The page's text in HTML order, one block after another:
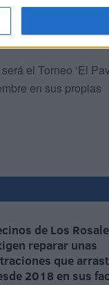
el Torneo ‘El
en sus propias
de Los
reparar unas
que
2018 en sus